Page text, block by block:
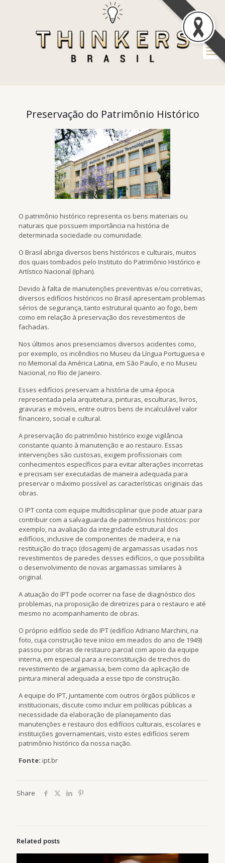
Preservação do Patrimônio Histórico
O patrimônio histórico representa os bens materiais ou
naturais que possuem importância na história de
determinada sociedade ou comunidade.
O Brasil abriga diversos bens históricos e culturais, muitos
dos quais tombados pelo Instituto do Patrimônio Histórico e
Artístico Nacional (Iphan).
Devido à falta de manutenções preventivas e/ou corretivas,
diversos edifícios históricos no Brasil apresentam problemas
sérios de segurança, tanto estrutural quanto ao fogo, bem
como em relação à preservação dos revestimentos de
fachadas.
Nos últimos anos presenciamos diversos acidentes como,
por exemplo, os incêndios no Museu da Língua Portuguesa e
no Memorial da América Latina, em São Paulo, e no Museu
Nacional, no Rio de Janeiro.
Esses edifícios preservam a história de uma época
representada pela arquitetura, pinturas, esculturas, livros,
gravuras e móveis, entre outros bens de incalculável valor
financeiro, social e cultural.
A preservação do patrimônio histórico exige vigilância
constante quanto à manutenção e ao restauro. Essas
intervenções são custosas, exigem profissionais com
conhecimentos específicos para evitar alterações incorretas
e precisam ser executadas de maneira adequada para
preservar o máximo possível as características originais das
obras.
O IPT conta com equipe multidisciplinar que pode atuar para
contribuir com a salvaguarda de patrimônios históricos: por
exemplo, na avaliação da integridade estrutural dos
edifícios, inclusive de componentes de madeira, e na
restituição do traço (dosagem) de argamassas usadas nos
revestimentos de paredes desses edifícios, o que possibilita
o desenvolvimento de novas argamassas similares à
original.
A atuação do IPT pode ocorrer na fase de diagnóstico dos
problemas, na proposição de diretrizes para o restauro e até
mesmo no acompanhamento de obras.
O próprio edifício sede do IPT (edifício Adriano Marchini, na
foto, cuja construção teve início em meados do ano de 1949)
passou por obras de restauro parcial com apoio da equipe
interna, em especial para a reconstituição de trechos do
revestimento de argamassa, bem como da aplicação de
pintura mineral adequada a esse tipo de construção.
A equipe do IPT, juntamente com outros órgãos públicos e
institucionais, discute como incluir em políticas públicas a
necessidade da elaboração de planejamento das
manutenções e restauro dos edifícios culturais, escolares e
instituições governamentais, visto estes edifícios serem
patrimônio histórico da nossa nação.
Fonte: ipt.br
Share
Related posts